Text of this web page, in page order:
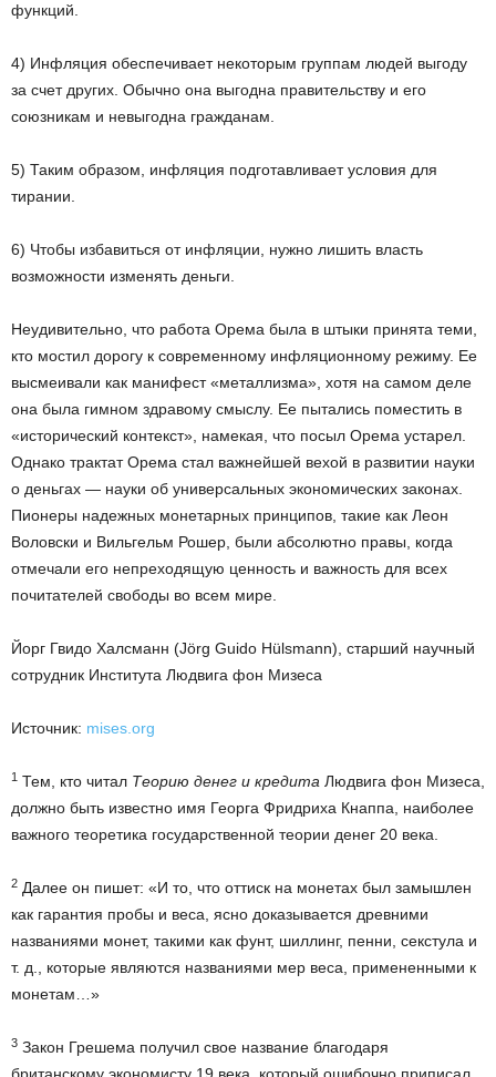
функций.
4) Инфляция обеспечивает некоторым группам людей выгоду
за счет других. Обычно она выгодна правительству и его
союзникам и невыгодна гражданам.
5) Таким образом, инфляция подготавливает условия для
тирании.
6) Чтобы избавиться от инфляции, нужно лишить власть
возможности изменять деньги.
Неудивительно, что работа Орема была в штыки принята теми,
кто мостил дорогу к современному инфляционному режиму. Ее
высмеивали как манифест «металлизма», хотя на самом деле
она была гимном здравому смыслу. Ее пытались поместить в
«исторический контекст», намекая, что посыл Орема устарел.
Однако трактат Орема стал важнейшей вехой в развитии науки
о деньгах — науки об универсальных экономических законах.
Пионеры надежных монетарных принципов, такие как Леон
Воловски и Вильгельм Рошер, были абсолютно правы, когда
отмечали его непреходящую ценность и важность для всех
почитателей свободы во всем мире.
Йорг Гвидо Халсманн (Jörg Guido Hülsmann), старший научный
сотрудник Института Людвига фон Мизеса
Источник: mises.org
1 Тем, кто читал Теорию денег и кредита Людвига фон Мизеса,
должно быть известно имя Георга Фридриха Кнаппа, наиболее
важного теоретика государственной теории денег 20 века.
2 Далее он пишет: «И то, что оттиск на монетах был замышлен
как гарантия пробы и веса, ясно доказывается древними
названиями монет, такими как фунт, шиллинг, пенни, секстула и
т. д., которые являются названиями мер веса, примененными к
монетам…»
3 Закон Грешема получил свое название благодаря